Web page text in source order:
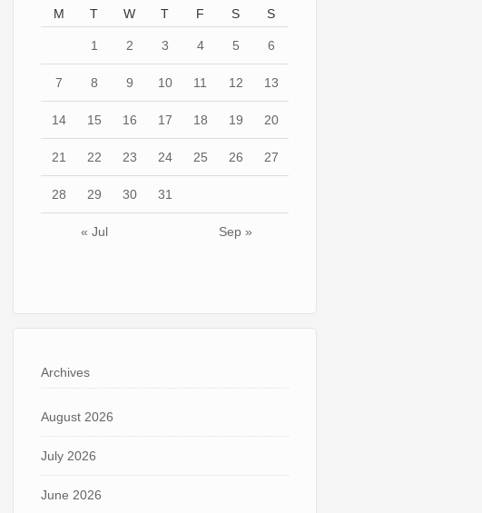
M
T W T F S S
« Jul Sep »
1 2 3 4 5 6
7 8 9 10 11 12 13
14 15 16 17 18 19 20
21 22 23 24 25 26 27
28 29 30 31
Archives
August 2026
July 2026
June 2026